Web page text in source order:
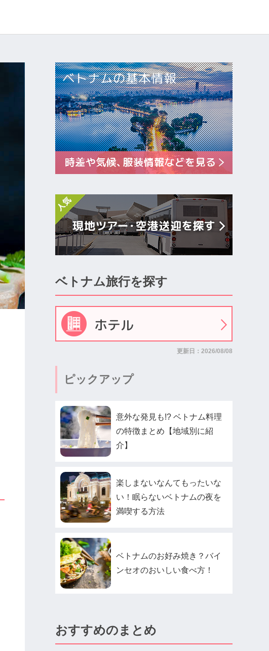
ベトナム旅行を探す
ホテル
更新日：2026/08/08
ピックアップ
意外な発見も!? ベトナム料理
の特徴まとめ【地域別に紹
介】
楽しまないなんてもったいな
い！眠らないベトナムの夜を
満喫する方法
ベトナムのお好み焼き？バイ
ンセオのおいしい食べ方！
おすすめのまとめ